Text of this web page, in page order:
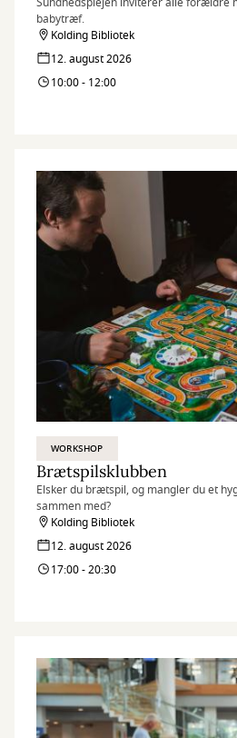
babytræf.
Kolding Bibliotek
12. august 2026
10:00 - 12:00
WORKSHOP
Brætspilsklubben
Elsker du brætspil, og mangler du et
sammen med?
Kolding Bibliotek
12. august 2026
17:00 - 20:30